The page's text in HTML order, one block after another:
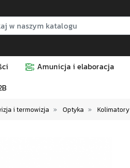
Amunicja i elaboracja
i termowizja Optyka Kolimatory